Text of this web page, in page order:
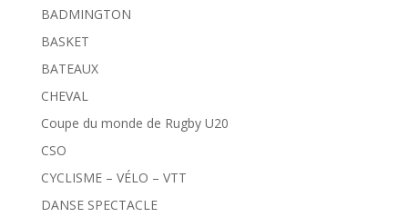
BADMINGTON
BASKET
BATEAUX
CHEVAL
Coupe du monde de Rugby U20
CSO
CYCLISME – VÉLO – VTT
DANSE SPECTACLE